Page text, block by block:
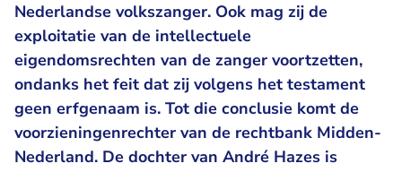
Nederlandse volkszanger. Ook mag zij de
exploitatie van de intellectuele
eigendomsrechten van de zanger voortzetten,
ondanks het feit dat zij volgens het testament
geen erfgenaam is. Tot die conclusie komt de
voorzieningenrechter van de rechtbank Midden-
Nederland. De dochter van André Hazes is